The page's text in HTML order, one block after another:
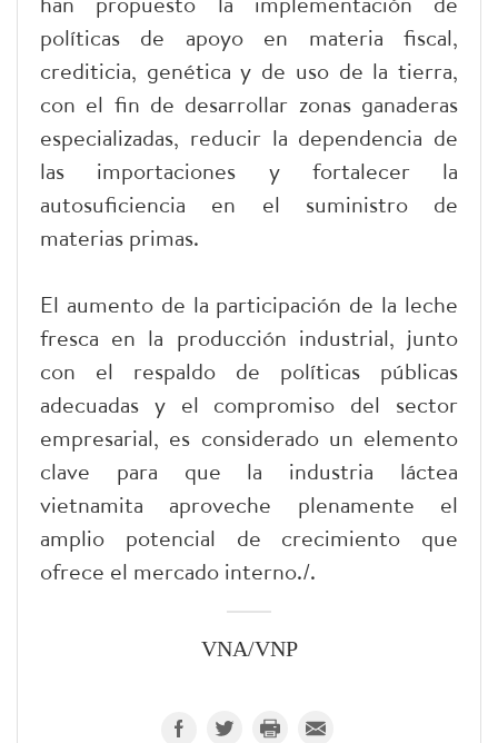
políticas de apoyo en materia fiscal,
crediticia, genética y de uso de la tierra,
con el fin de desarrollar zonas ganaderas
especializadas, reducir la dependencia de
las importaciones y fortalecer la
autosuficiencia en el suministro de
materias primas.
El aumento de la participación de la leche
fresca en la producción industrial, junto
con el respaldo de políticas públicas
adecuadas y el compromiso del sector
empresarial, es considerado un elemento
clave para que la industria láctea
vietnamita aproveche plenamente el
amplio potencial de crecimiento que
ofrece el mercado interno./.
VNA/VNP